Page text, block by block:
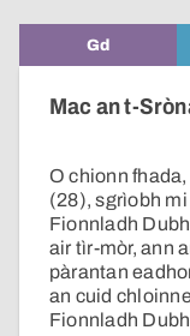
Gd
Mac an t-
O chionn fhada,
(28), sgrìobh
Fionnladh
air tìr-mòr, ann
pàrantan
an cuid
Fionnladh Dubh